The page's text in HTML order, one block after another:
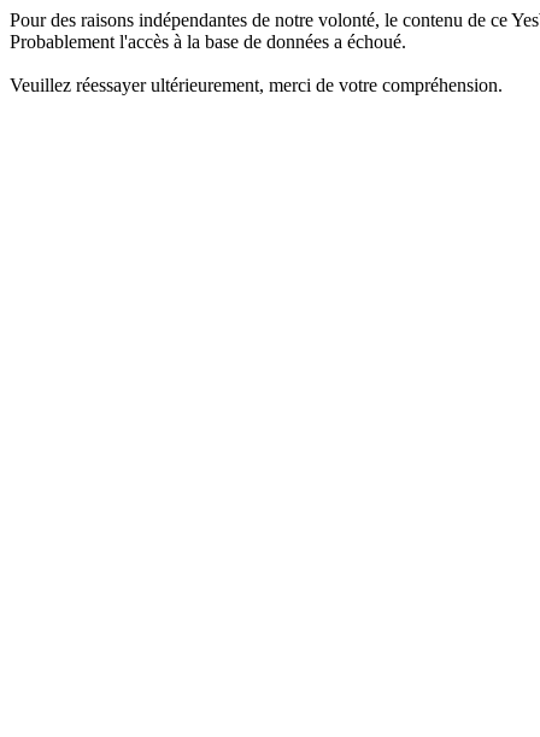
Pour des raisons indépendantes de notre volonté, le contenu de ce
Probablement l'accès à la base de données a échoué.
Veuillez réessayer ultérieurement, merci de votre compréhension.